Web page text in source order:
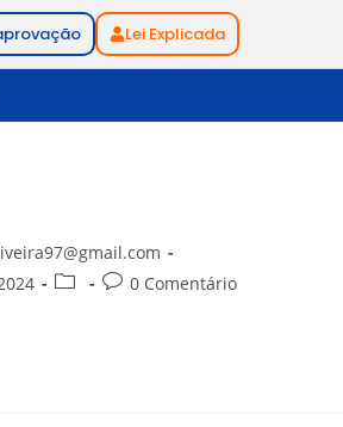
Lei Explicada
0 Comentário